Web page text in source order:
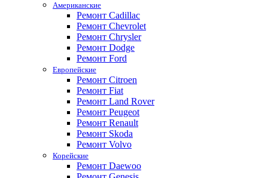
Американские
Ремонт Cadillac
Ремонт Chevrolet
Ремонт Chrysler
Ремонт Dodge
Ремонт Ford
Европейские
Ремонт Citroen
Ремонт Fiat
Ремонт Land Rover
Ремонт Peugeot
Ремонт Renault
Ремонт Skoda
Ремонт Volvo
Корейские
Ремонт Daewoo